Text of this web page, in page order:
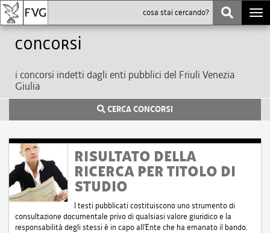
Concorsi
i concorsi indetti dagli enti pubblici del Friuli Venezia
Giulia
CERCA CONCORSI
RISULTATO DELLA
RICERCA PER TITOLO DI
STUDIO
I testi pubblicati costituiscono uno strumento di
consultazione documentale privo di qualsiasi valore giuridico e la
responsabilità degli stessi è in capo all'Ente che ha emanato il bando.